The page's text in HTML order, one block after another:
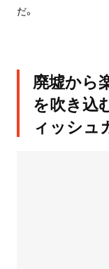
だ。
廃墟から
を吹き込
ィッシュ